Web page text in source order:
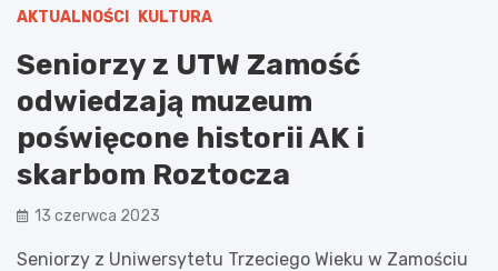
AKTUALNOŚCI KULTURA
Seniorzy z UTW Zamość
odwiedzają muzeum
poświęcone historii AK i
skarbom Roztocza
13 czerwca 2023
Seniorzy z Uniwersytetu Trzeciego Wieku w Zamościu